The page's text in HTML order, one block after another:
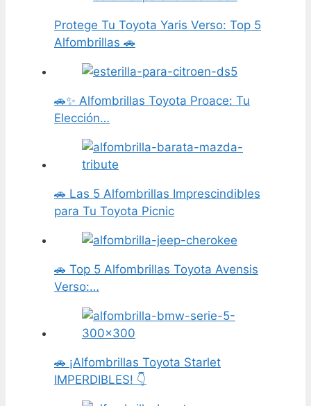
Protege Tu Toyota Yaris Verso: Top 5
Alfombrillas 🚗
🚗✨ Alfombrillas Toyota Proace: Tu
Elección…
🚗 Las 5 Alfombrillas Imprescindibles
para Tu Toyota Picnic
🚗 Top 5 Alfombrillas Toyota Avensis
Verso:…
🚗 ¡Alfombrillas Toyota Starlet
IMPERDIBLES! 👇